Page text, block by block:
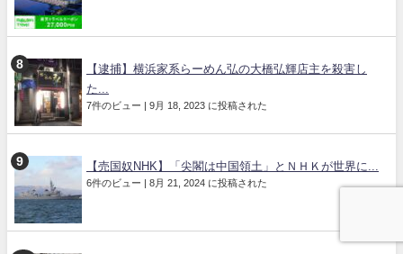
【逮捕】横浜家系らーめん弘の大橋弘輝店主を殺害し
た...
7件のビュー | 9月 18, 2023 に投稿された
【売国奴NHK】「尖閣は中国領土」とＮＨＫが世界に...
6件のビュー | 8月 21, 2024 に投稿された